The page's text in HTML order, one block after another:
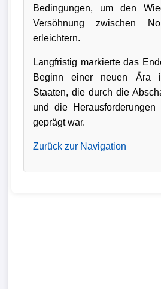
Bedingungen, um den
Versöhnung zwischen
erleichtern.
Langfristig markierte das
Beginn einer neuen Ära
Staaten, die durch die
und die Herausforderungen
geprägt war.
Zurück zur Navigation